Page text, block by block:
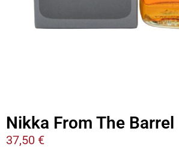
Nikka From The Barrel
37,50 €